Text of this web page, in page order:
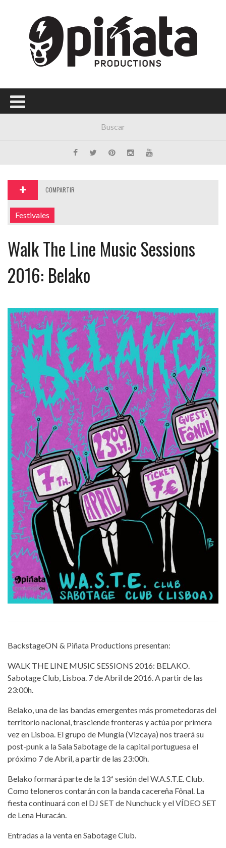
Menú Principal
PORTADA
CONCIERTOS
FESTIVALES
COMPARTIR
Festivales
Walk The Line Music Sessions
2016: Belako
BackstageON & Piñata Productions presentan:
WALK THE LINE MUSIC SESSIONS 2016: BELAKO.
Sabotage Club, Lisboa. 7 de Abril de 2016. A partir de las
23:00h.
Belako, una de las bandas emergentes más prometedoras del
territorio nacional, trasciende fronteras y actúa por primera
vez en Lisboa. El grupo de Mungía (Vizcaya) nos traerá su
post-punk a la Sala Sabotage de la capital portuguesa el
próximo 7 de Abril, a partir de las 23:00h.
Belako formará parte de la 13ª sesión del W.A.S.T.E. Club.
Como teloneros contarán con la banda cacereña Fônal. La
fiesta continuará con el DJ SET de Nunchuck y el VÍDEO SET
de Lena Huracán.
Entradas a la venta en Sabotage Club.